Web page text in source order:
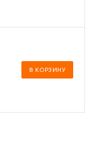
В КОРЗИНУ